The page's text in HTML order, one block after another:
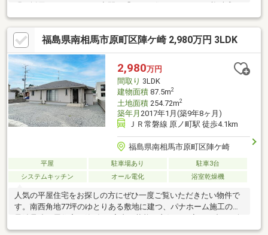
ていただける自信があります！３Fスカイバルコニーには水道付。
２階バルコニーはスクリーン格子付きで、周りの視線を気にせず
洗濯物を干せるプライベート空間。さらにバルコニーのすぐ横に
はママズルームを完備。リビングからの回遊動線で毎日の移動も
スムーズ。無駄のない効率的な間取りが、忙しい毎日をそっとサ
ポートしてくれます。
福島県南相馬市原町区陣ケ崎 2,980万円 3LDK
2,980万円
間取り 3LDK
建物面積87.5m2
土地面積254.72m2
築年月 2017年1月(築9年8ヶ月)
ＪＲ常磐線 原ノ町駅 徒歩4.1km
福島県南相馬市原町区陣ケ崎
平屋 駐車場あり
駐車3台
システムキッチン
オール電化 浴室乾燥機
人気の平屋住宅をお探しの方にぜひ一度ご覧いただきたい物件で
す。南西角地77坪のゆとりある敷地に建つ、パナホーム施工の軽
駄のない間取りは、図面だけでは伝わらない住みやすさを実感し